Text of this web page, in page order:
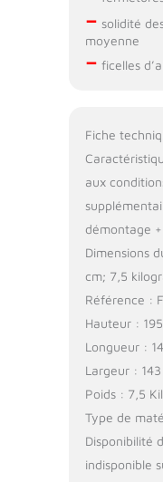
– solidité
moyenne
– ficelles
Fiche
aux
démontage
Dimensions
cm; 7,5
Référence :
Hauteur :
Longueur :
Largeur :
Poids : 7,5
Type de
Disponibilité
indisponible